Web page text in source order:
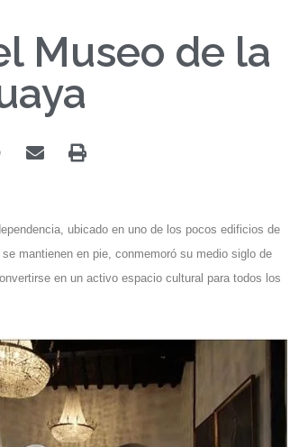
Museo de la
, ubicado en uno de los pocos edificios de
se mantienen en pie, conmemoró su medio siglo de
en un activo espacio cultural para todos los